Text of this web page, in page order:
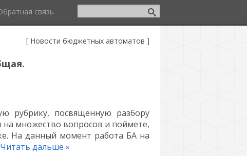
связь
[ Новости бюджетных автоматов ]
рубрику, посвященную разбору
множество вопросов и поймете,
На данный момент работа БА на
Читать дальше »